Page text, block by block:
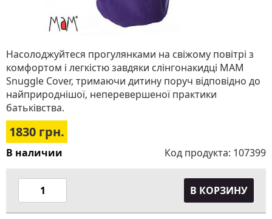
Насолоджуйтеся прогулянками на свіжому повітрі з
комфортом і легкістю завдяки слінгонакидці MАM
Snuggle Cover, тримаючи дитину поруч відповідно до
найприроднішої, неперевершеної практики
батьківства.
1830 грн.
В наличии Код продукта: 107399
В КОРЗИНУ